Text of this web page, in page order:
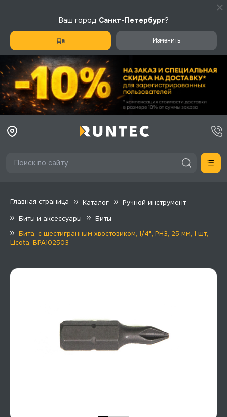
Ваш город Санкт-Петербург?
Да Изменить
Главная страница Каталог
Ручной инструмент
Биты и аксессуары
Биты
Бита, с шестигранным хвостовиком, 1/4", PH3, 25 мм, 1 шт,
Licota, BPA102503